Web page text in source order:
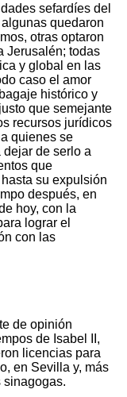
sefardíes del
quedaron
otras optaron
Jerusalén; todas
y global en las
caso el amor
histórico y
que semejante
recursos jurídicos
quienes se
de serlo a
que
su expulsión
después, en
hoy, con la
lograr el
con las
de opinión
de Isabel II,
licencias para
en Sevilla y, más
sinagogas.